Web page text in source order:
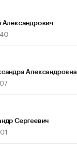
Александрович
Александровна
Сергеевич